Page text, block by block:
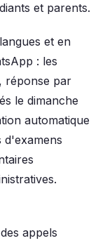
et parents.
et en
: les
réponse par
le dimanche
automatique
d'examens
appels